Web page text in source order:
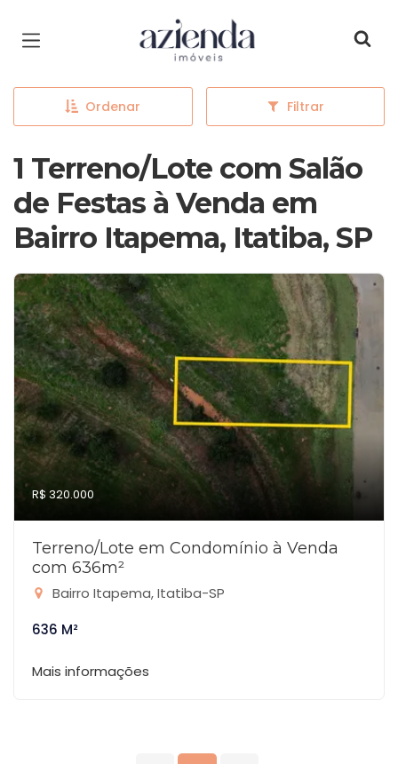
Página inicial
Ordenar Filtrar
1 Terreno/Lote com Salão
de Festas à Venda em
Bairro Itapema, Itatiba, SP
R$ 320.000
Terreno/Lote em Condomínio à Venda
com 636m²
Bairro Itapema, Itatiba-SP
636 M²
Mais informações